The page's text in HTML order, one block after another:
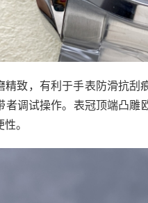
精致，有利于手表防滑抗刮
者调试操作。表冠顶端凸
。